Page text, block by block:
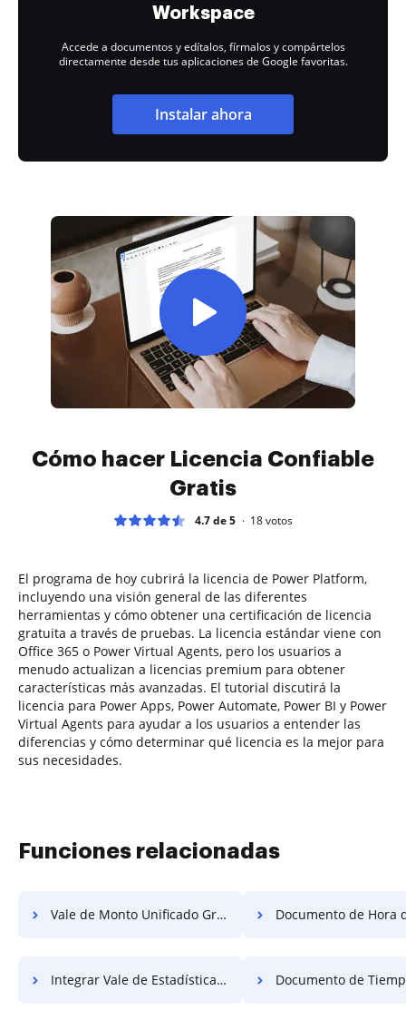
Workspace
Accede a documentos y edítalos, fírmalos y compártelos
directamente desde tus aplicaciones de Google favoritas.
Instalar ahora
Cómo hacer Licencia Confiable
Gratis
4.7 de 5 18votos
El programa de hoy cubrirá la licencia de Power Platform,
incluyendo una visión general de las diferentes
herramientas y cómo obtener una certificación de licencia
gratuita a través de pruebas. La licencia estándar viene con
Office 365 o Power Virtual Agents, pero los usuarios a
menudo actualizan a licencias premium para obtener
características más avanzadas. El tutorial discutirá la
licencia para Power Apps, Power Automate, Power BI y Power
Virtual Agents para ayudar a los usuarios a entender las
diferencias y cómo determinar qué licencia es la mejor para
sus necesidades.
Funciones relacionadas
Vale de Monto Unificado Gratis Documento de Hora de
Integrar Vale de Estadística Gratis Documento de Tiempo de